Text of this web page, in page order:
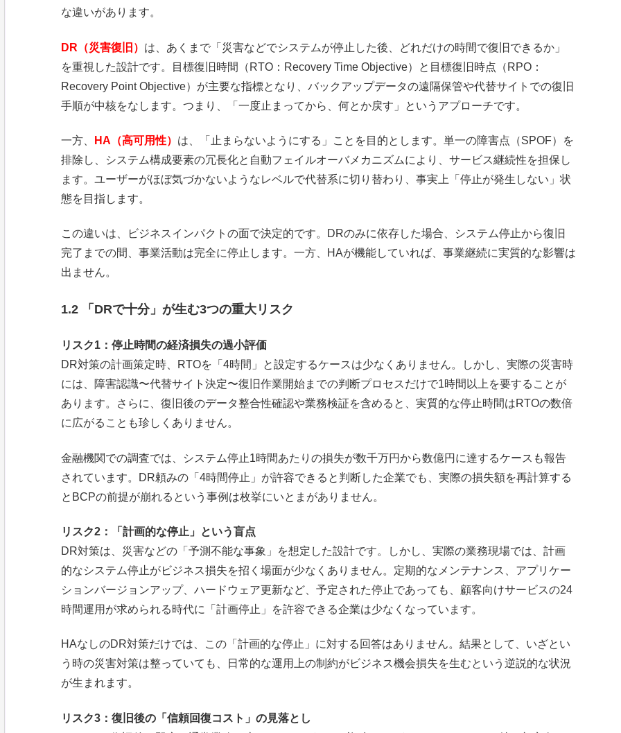
な違いがあります。
DR（災害復旧） は、あくまで「災害などでシステムが停止した後、どれだけの時間で復旧できるか」
を重視した設計です。目標復旧時間（RTO：Recovery Time Objective）と目標復旧時点（RPO：
Recovery Point Objective）が主要な指標となり、バックアップデータの遠隔保管や代替サイトでの復旧
手順が中核をなします。つまり、「一度止まってから、何とか戻す」というアプローチです。
一方、 HA（高可用性） は、「止まらないようにする」ことを目的とします。単一の障害点（SPOF）を
排除し、システム構成要素の冗長化と自動フェイルオーバメカニズムにより、サービス継続性を担保し
ます。ユーザーがほぼ気づかないようなレベルで代替系に切り替わり、事実上「停止が発生しない」状
態を目指します。
この違いは、ビジネスインパクトの面で決定的です。DRのみに依存した場合、システム停止から復旧
完了までの間、事業活動は完全に停止します。一方、HAが機能していれば、事業継続に実質的な影響は
出ません。
1.2 「DRで十分」が生む3つの重大リスク
リスク1：停止時間の経済損失の過小評価
DR対策の計画策定時、RTOを「4時間」と設定するケースは少なくありません。しかし、実際の災害時
には、障害認識〜代替サイト決定〜復旧作業開始までの判断プロセスだけで1時間以上を要することが
あります。さらに、復旧後のデータ整合性確認や業務検証を含めると、実質的な停止時間はRTOの数倍
に広がることも珍しくありません。
金融機関での調査では、システム停止1時間あたりの損失が数千万円から数億円に達するケースも報告
されています。DR頼みの「4時間停止」が許容できると判断した企業でも、実際の損失額を再計算する
とBCPの前提が崩れるという事例は枚挙にいとまがありません。
リスク2：「計画的な停止」という盲点
DR対策は、災害などの「予測不能な事象」を想定した設計です。しかし、実際の業務現場では、計画
的なシステム停止がビジネス損失を招く場面が少なくありません。定期的なメンテナンス、アプリケー
ションバージョンアップ、ハードウェア更新など、予定された停止であっても、顧客向けサービスの24
時間運用が求められる時代に「計画停止」を許容できる企業は少なくなっています。
HAなしのDR対策だけでは、この「計画的な停止」に対する回答はありません。結果として、いざとい
う時の災害対策は整っていても、日常的な運用上の制約がビジネス機会損失を生むという逆説的な状況
が生まれます。
リスク3：復旧後の「信頼回復コスト」の見落とし